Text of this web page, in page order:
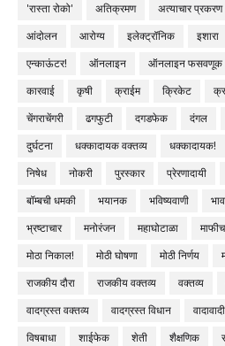
'रास्ता रोको' अतिक्रमण अत्याचार प्रकरण
आंदोलन
आरोग्य इलेक्ट्रॉनिक इशारा
एन्काऊंटर!
ऑनलाइन ऑनलाइन फसवणूक
कारवाई
कृषी क्राईम क्रिकेट
चेंगराचेंगरी
ढगफुटी दगडफेक दंगल
दुर्घटना
धक्कादायक वक्तव्य धक्कादायक!
निषेध
नोकरी पुरस्कार प्रेरणादायी
बॉम्बची धमकी
भयानक भविष्यवाणी
भ्रष्टाचार
मनोरंजन महाघोटाळा
मोठा निकाल!
मोठी घोषणा मोठी निर्णय
राजकीय दौरा
राजकीय वक्तव्य वक्तव्य
वादग्रस्त वक्तव्य
वादग्रस्त विधान वादावादी
विषबाधा
शाईफेक शेती शैक्षणिक